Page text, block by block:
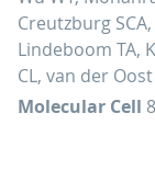
Creutzburg
Lindeboom TA,
CL, van der Oost
Molecular Cell